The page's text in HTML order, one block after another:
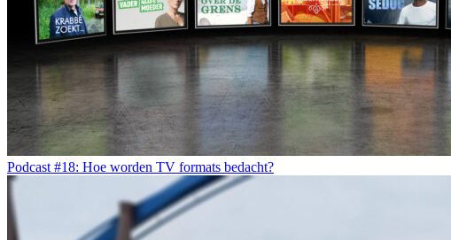
Podcast #18: Hoe worden TV formats bedacht?